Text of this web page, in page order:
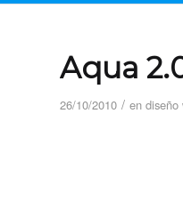
Aqua
26/10/2010 / en diseño